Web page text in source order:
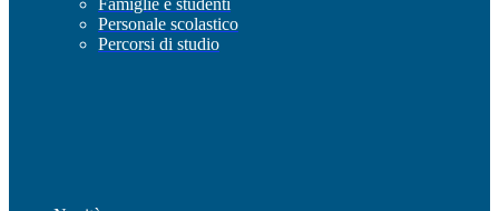
Famiglie e studenti
Personale scolastico
Percorsi di studio